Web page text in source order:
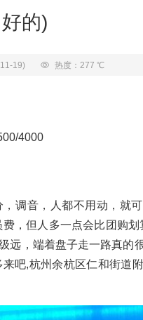
好的)
19) 热度：277 ℃
4000
音，人都不用动，就
，但人多一点会比团购
远，端着盘子走一路真的
吧,杭州余杭区仁和街道